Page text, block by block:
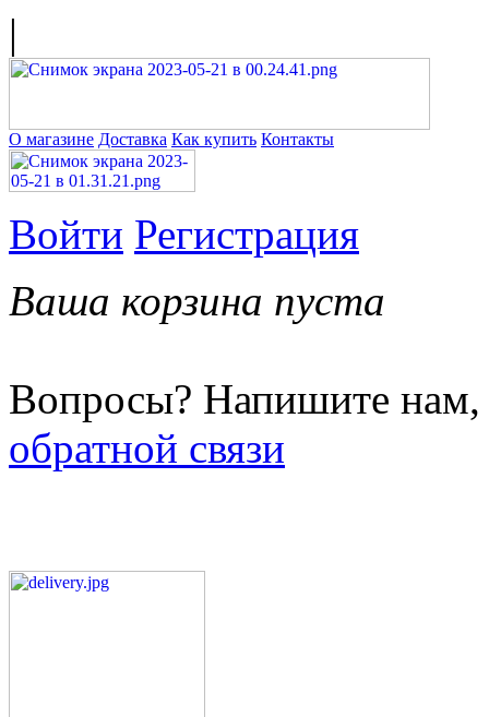
|
О магазине Доставка Как купить Контакты
Войти Регистрация
Ваша корзина пуста
Вопросы? Напишите нам,
обратной связи